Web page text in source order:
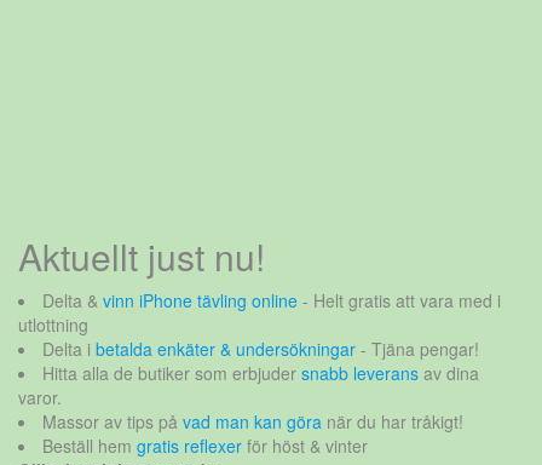
Aktuellt just nu!
Delta & vinn iPhone tävling online - Helt gratis att vara med i
utlottning
Delta i betalda enkäter & undersökningar - Tjäna pengar!
Hitta alla de butiker som erbjuder snabb leverans av dina
varor.
Massor av tips på vad man kan göra när du har tråkigt!
Beställ hem gratis reflexer för höst & vinter